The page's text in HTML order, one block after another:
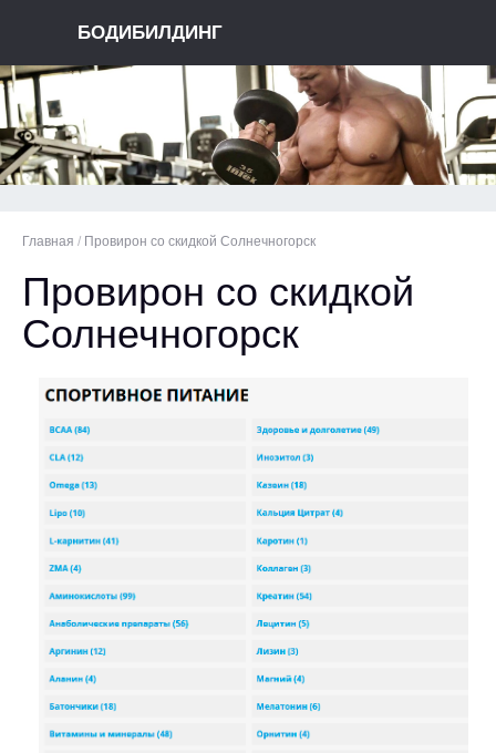
БОДИБИЛДИНГ
Главная / Провирон со скидкой Солнечногорск
Провирон со скидкой
Солнечногорск